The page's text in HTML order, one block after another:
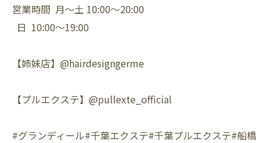
営業時間 月〜土 10:00〜20:00
日 10:00〜19:00
【姉妹店】@hairdesigngerme
【プルエクステ】@pullexte_official
#グランディール#千葉エクステ#千葉プルエクステ#船橋